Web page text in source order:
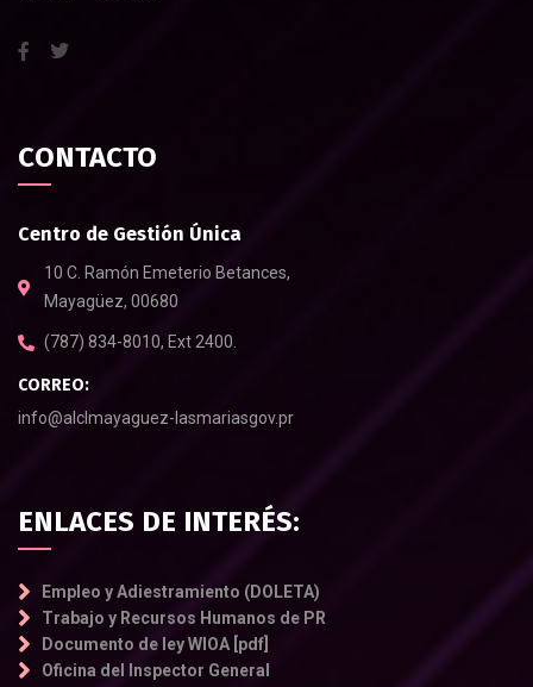
CONTACTO
Centro de Gestión Única
10 C. Ramón Emeterio Betances,
Mayagüez, 00680
(787) 834-8010, Ext 2400.
CORREO:
info@alclmayaguez-lasmariasgov.pr
ENLACES DE INTERÉS:
Empleo y Adiestramiento (DOLETA)
Trabajo y Recursos Humanos de PR
Documento de ley WIOA [pdf]
Oficina del Inspector General